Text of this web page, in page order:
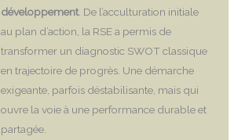
développement. De l’acculturation initiale
au plan d’action, la RSE a permis de
transformer un diagnostic SWOT classique
en trajectoire de progrès. Une démarche
exigeante, parfois déstabilisante, mais qui
ouvre la voie à une performance durable et
partagée.